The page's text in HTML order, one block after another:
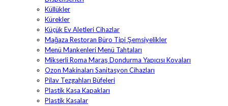
Küllükler
Kürekler
Küçük Ev Aletleri Cihazlar
Mağaza Restoran Büro Tipi Şemsiyelikler
Menü Mankenleri Menü Tahtaları
Mikserli Roma Maraş Dondurma Yapıcısı Kovaları
Ozon Makinaları Sanitasyon Cihazları
Pilav Tezgahları Büfeleri
Plastik Kasa Kapakları
Plastik Kasalar